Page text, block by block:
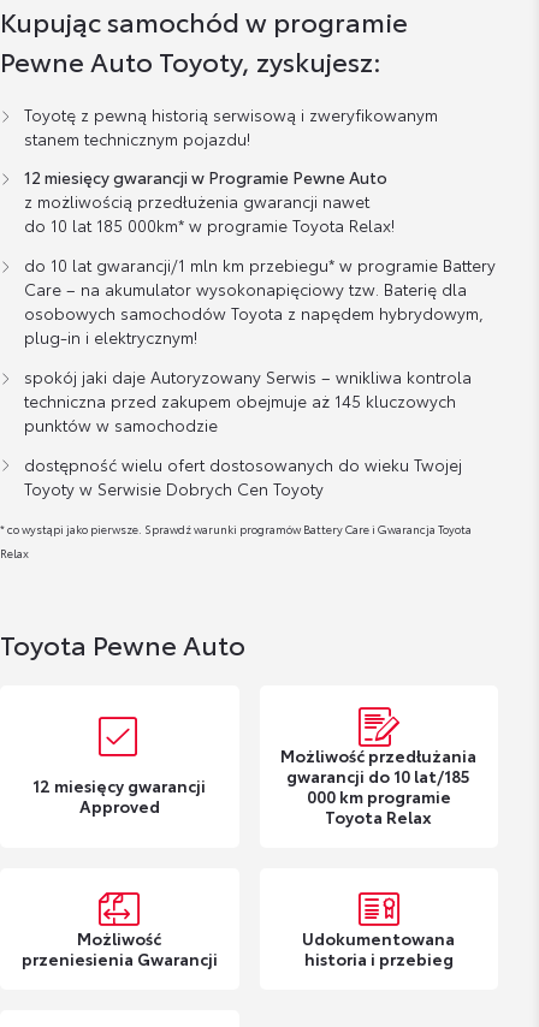
Kupując samochód w programie
Pewne Auto Toyoty, zyskujesz:
Toyotę z pewną historią serwisową i zweryfikowanym
stanem technicznym pojazdu!
12 miesięcy gwarancji w Programie Pewne Auto
z możliwością przedłużenia gwarancji nawet
do 10 lat 185 000km* w programie Toyota Relax!
do 10 lat gwarancji/1 mln km przebiegu* w programie Battery
Care – na akumulator wysokonapięciowy tzw. Baterię dla
osobowych samochodów Toyota z napędem hybrydowym,
plug-in i elektrycznym!
spokój jaki daje Autoryzowany Serwis – wnikliwa kontrola
techniczna przed zakupem obejmuje aż 145 kluczowych
punktów w samochodzie
dostępność wielu ofert dostosowanych do wieku Twojej
Toyoty w Serwisie Dobrych Cen Toyoty
* co wystąpi jako pierwsze. Sprawdź warunki programów Battery Care i Gwarancja Toyota
Relax
Toyota Pewne Auto
12 miesięcy gwarancji
Approved
Możliwość przedłużania
gwarancji do 10 lat/185
000 km programie
Toyota Relax
Możliwość
przeniesienia Gwarancji
Udokumentowana
historia i przebieg